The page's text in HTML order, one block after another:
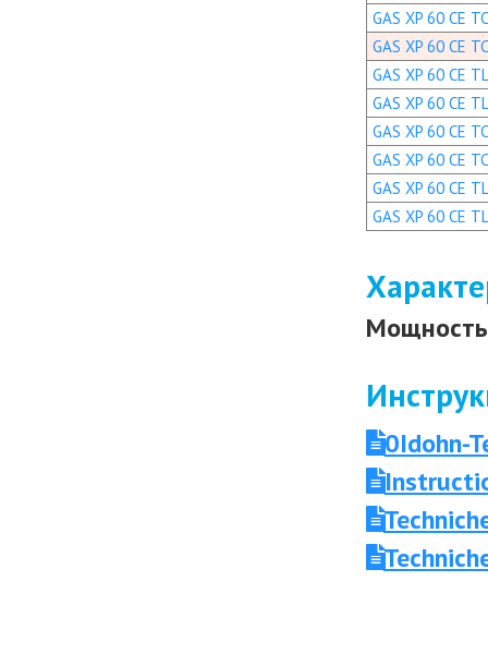
GAS XP 60 CE
GAS XP 60 CE
GAS XP 60 CE
GAS XP 60 CE
GAS XP 60 CE
GAS XP 60 CE
GAS XP 60 CE
GAS XP 60 CE
Мощность
0Idohn-